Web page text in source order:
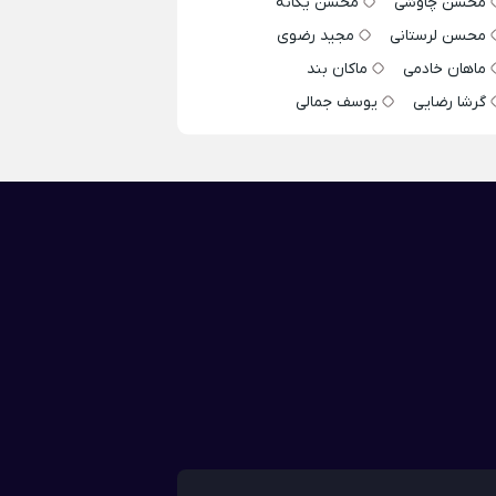
محسن لرستانی
مجید رضوی
ماهان خادمی
ماکان بند
گرشا رضایی
یوسف جمالی